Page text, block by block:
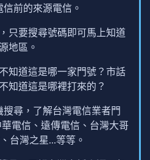
前的來源電信。
只要搜尋號碼即可馬上知道
地區。
知道這是哪一家門號？市話
知道這是哪裡打來的？
尋，了解台灣電信業者門
電信、遠傳電信、台灣大哥
台灣之星...等等。